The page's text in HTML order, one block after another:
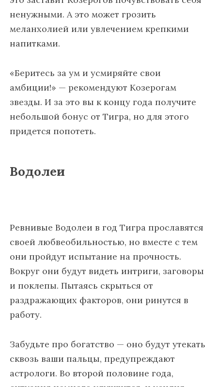
ненужными. А это может грозить
меланхолией или увлечением крепкими
напитками.
«Беритесь за ум и усмиряйте свои
амбиции!» — рекомендуют Козерогам
звезды. И за это вы к концу года получите
небольшой бонус от Тигра, но для этого
придется попотеть.
Водолеи
Ревнивые Водолеи в год Тигра прославятся
своей любвеобильностью, но вместе с тем
они пройдут испытание на прочность.
Вокруг они будут видеть интриги, заговоры
и поклепы. Пытаясь скрыться от
раздражающих факторов, они ринутся в
работу.
Забудьте про богатство — оно будут утекать
сквозь ваши пальцы, предупреждают
астрологи. Во второй половине года,